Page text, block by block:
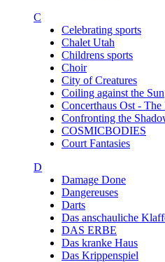
C
Celebrating sports
Chalet Utah
Childrens sports
Choir
City of Creatures
Coiling against the Sun
Concerthaus Ost -
Confronting the
COSMICBODIES
Court Fantasies
D
Damage Done
Dangereuses
Darts
Das anschauliche
DAS ERBE
Das kranke Haus
Das Krippenspiel